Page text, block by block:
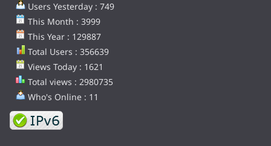
Users Yesterday : 749
This Month : 3999
This Year : 129887
Total Users : 356639
Views Today : 1621
Total views : 2980735
Who's Online : 11